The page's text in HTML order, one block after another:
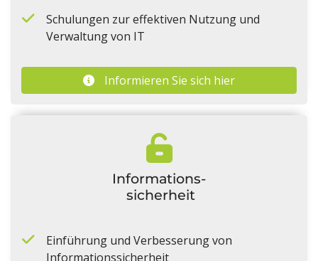
Schulungen zur effektiven Nutzung und
Verwaltung von IT
Informieren Sie sich hier
Informations-
sicherheit
Einführung und Verbesserung von
Informationssicherheit